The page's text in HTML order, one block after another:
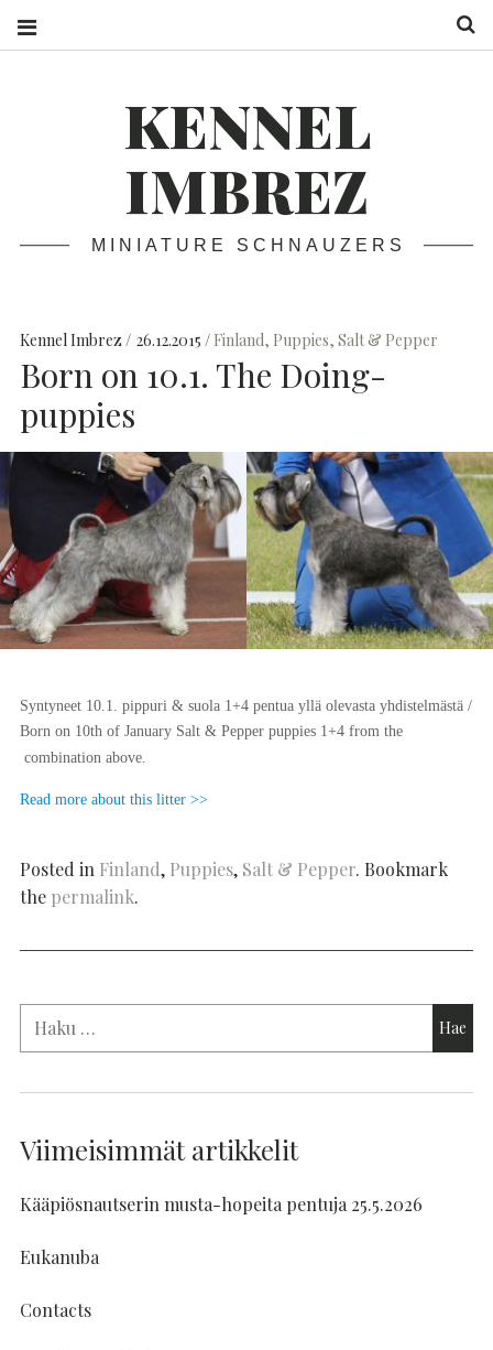
KENNEL
IMBREZ
MINIATURE SCHNAUZERS
Kennel Imbrez 26.12.2015 Finland, Puppies, Salt & Pepper
Born on 10.1. The Doing-
puppies
Syntyneet 10.1. pippuri & suola 1+4 pentua yllä olevasta yhdistelmästä /
Born on 10th of January Salt & Pepper puppies 1+4 from the
combination above.
Read more about this litter >>
Posted in Finland, Puppies, Salt & Pepper. Bookmark
the permalink.
Viimeisimmät artikkelit
Kääpiösnautserin musta-hopeita pentuja 25.5.2026
Eukanuba
Contacts